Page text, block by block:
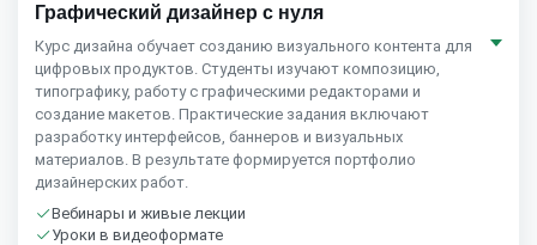
Графический дизайнер с нуля
Курс дизайна обучает созданию визуального контента для
цифровых продуктов. Студенты изучают композицию,
типографику, работу с графическими редакторами и
создание макетов. Практические задания включают
разработку интерфейсов, баннеров и визуальных
материалов. В результате формируется портфолио
дизайнерских работ.
Вебинары и живые лекции
Уроки в видеоформате